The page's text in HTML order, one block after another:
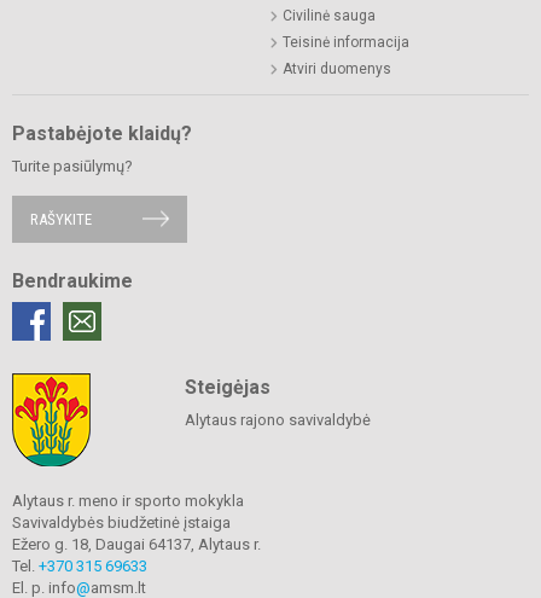
Civilinė sauga
Teisinė informacija
Atviri duomenys
Pastabėjote klaidų?
Turite pasiūlymų?
RAŠYKITE
Bendraukime
Steigėjas
Alytaus rajono savivaldybė
Alytaus r. meno ir sporto mokykla
Savivaldybės biudžetinė įstaiga
Ežero g. 18, Daugai 64137, Alytaus r.
Tel. +370 315 69633
El. p. info@amsm.lt